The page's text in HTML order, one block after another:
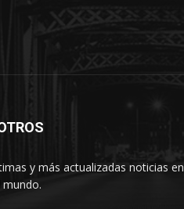
y más actualizadas noticias en
mundo.